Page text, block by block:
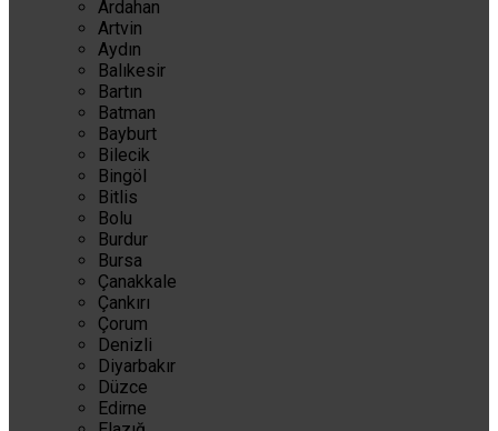
Ardahan
Artvin
Aydın
Balıkesir
Bartın
Batman
Bayburt
Bilecik
Bingöl
Bitlis
Bolu
Burdur
Bursa
Çanakkale
Çankırı
Çorum
Denizli
Diyarbakır
Düzce
Edirne